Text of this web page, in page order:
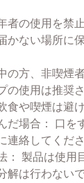
者の使用を禁
かない場所に
の方、非喫煙
の使用は推奨
食や喫煙は避
だ場合： 口を
連絡してくださ
： 製品は使用
解は行わない